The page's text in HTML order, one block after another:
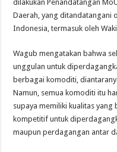
dilakukan Penandatangan
Daerah, yang ditandatangani
Indonesia, termasuk oleh
Wagub mengatakan bahwa
unggulan untuk
berbagai komoditi,
Namun, semua komoditi itu
supaya memiliki kualitas
kompetitif untuk
maupun perdagangan antar